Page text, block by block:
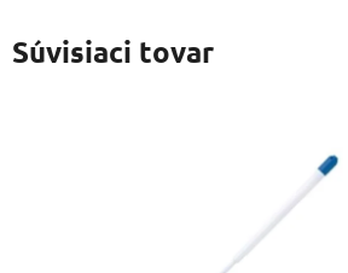
Súvisiaci tovar